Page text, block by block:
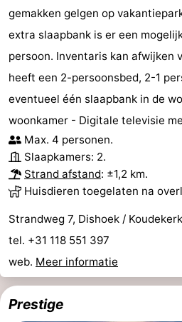
gemakken gelgen op
extra slaapbank is er een
persoon. Inventaris kan afwijken
heeft een 2-persoonsbed, 2-1
eventueel één slaapbank in de
woonkamer - Digitale televisie
Max. 4 personen.
Slaapkamers: 2.
Strand afstand: ±1,2 km.
Huisdieren toegelaten na
Strandweg 7, Dishoek /
tel. +31 118 551 397
web. Meer informatie
Prestige